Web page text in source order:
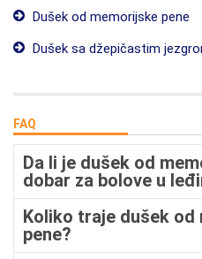
Dušek od memorijske pene
Dušek sa džepičastim
FAQ
Da li je dušek od
dobar za bolove u
Koliko traje dušek od
pene?